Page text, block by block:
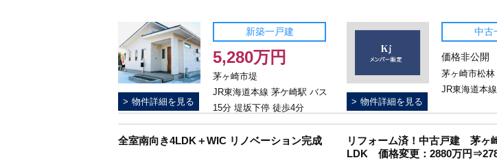
物件詳細を見る
新築一戸建
5,280万円
茅ヶ崎市堤
JR東海道本線 茅ケ崎駅 バス
15分 堤坂下停 徒歩4分
物件詳細を見る
中古
価格非公開
茅ヶ崎市松林
JR東海道本
全室南向き4LDK＋WIC リノベーション完成
リフォーム済！中古戸建 茅ヶ
LDK 価格変更：2880万円